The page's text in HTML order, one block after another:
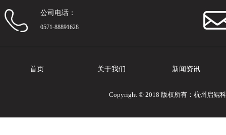
公司电话：
0571-88891628
首页 关于我们 新闻资讯
Copyright © 2018 版权所有：杭州启鲲